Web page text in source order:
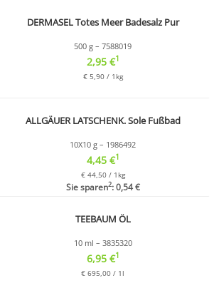
DERMASEL Totes Meer Badesalz Pur
500 g – 7588019
2,95 €1
€ 5,90 / 1kg
ALLGÄUER LATSCHENK. Sole Fußbad
10X10 g – 1986492
4,45 €1
€ 44,50 / 1kg
Sie sparen2: 0,54 €
TEEBAUM ÖL
10 ml – 3835320
6,95 €1
€ 695,00 / 1l